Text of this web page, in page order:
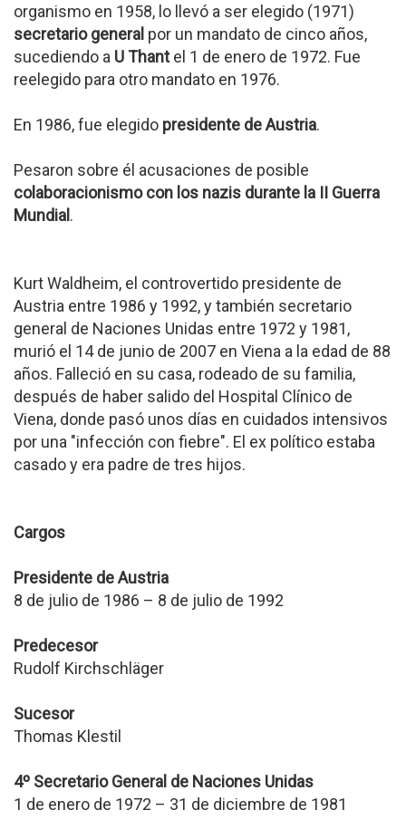
organismo en 1958, lo llevó a ser elegido (1971)
secretario general por un mandato de cinco años,
sucediendo a U Thantel 1 de enero de 1972. Fue
reelegido para otro mandato en 1976.
En 1986, fue elegido presidente de Austria.
Pesaron sobre él acusaciones de posible
colaboracionismo con los nazis durante la II Guerra
Mundial .
Kurt Waldheim, el controvertido presidente de
Austria entre 1986 y 1992, y también secretario
general de Naciones Unidas entre 1972 y 1981,
murió el 14 de junio de 2007 en Viena a la edad de 88
años. Falleció en su casa, rodeado de su familia,
después de haber salido del Hospital Clínico de
Viena, donde pasó unos días en cuidados intensivos
por una "infección con fiebre". El ex político estaba
casado y era padre de tres hijos.
Cargos
Presidente de Austria
8 de julio de 1986 – 8 de julio de 1992
Predecesor
Rudolf Kirchschläger
Sucesor
Thomas Klestil
4º Secretario General de Naciones Unidas
1 de enero de 1972 – 31 de diciembre de 1981